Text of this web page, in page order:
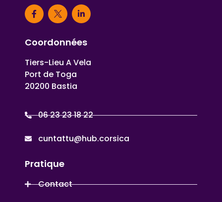
Coordonnées
Tiers-Lieu A Vela
Port de Toga
20200 Bastia
06 23 23 18 22
cuntattu@hub.corsica
Pratique
Contact